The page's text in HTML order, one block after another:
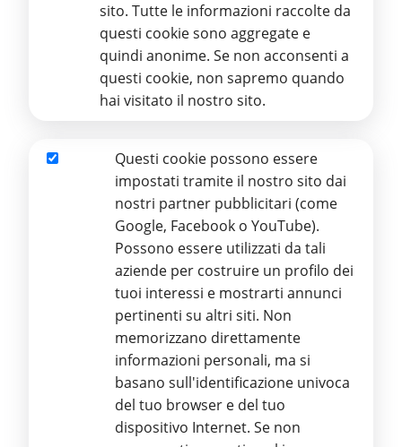
sito. Tutte le informazioni raccolte da
questi cookie sono aggregate e
quindi anonime. Se non acconsenti a
questi cookie, non sapremo quando
hai visitato il nostro sito.
Questi cookie possono essere
impostati tramite il nostro sito dai
nostri partner pubblicitari (come
Google, Facebook o YouTube).
Possono essere utilizzati da tali
aziende per costruire un profilo dei
tuoi interessi e mostrarti annunci
pertinenti su altri siti. Non
memorizzano direttamente
informazioni personali, ma si
basano sull'identificazione univoca
del tuo browser e del tuo
dispositivo Internet. Se non
Anno 2025
Bilancio di previsione 2026
Bilancio ETS e relazione di missione 2025
Bilancio Sociale 2025
Aggiornato il 17/06/2026
Stamperia Regionale Braille ETS
Via Aurelio Nicolodi, 4 – 95125 CATANIA
Ente del Terzo Settore
Iscritto al RUNTS con D.D.G. n. 2359 del 23/11/2022 e Repertorio
Partita IVA 03986590879 - Codice Fiscale 93116920872
Iscrizione REA: CT-299111
info@stamperiabrailleuic.it